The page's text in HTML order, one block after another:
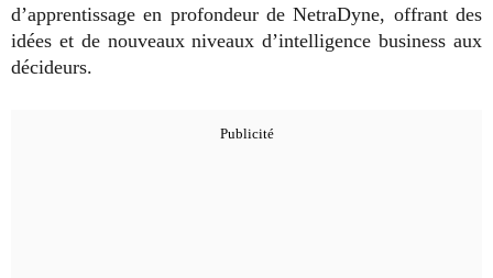
d’apprentissage en profondeur de NetraDyne, offrant des
idées et de nouveaux niveaux d’intelligence business aux
décideurs.